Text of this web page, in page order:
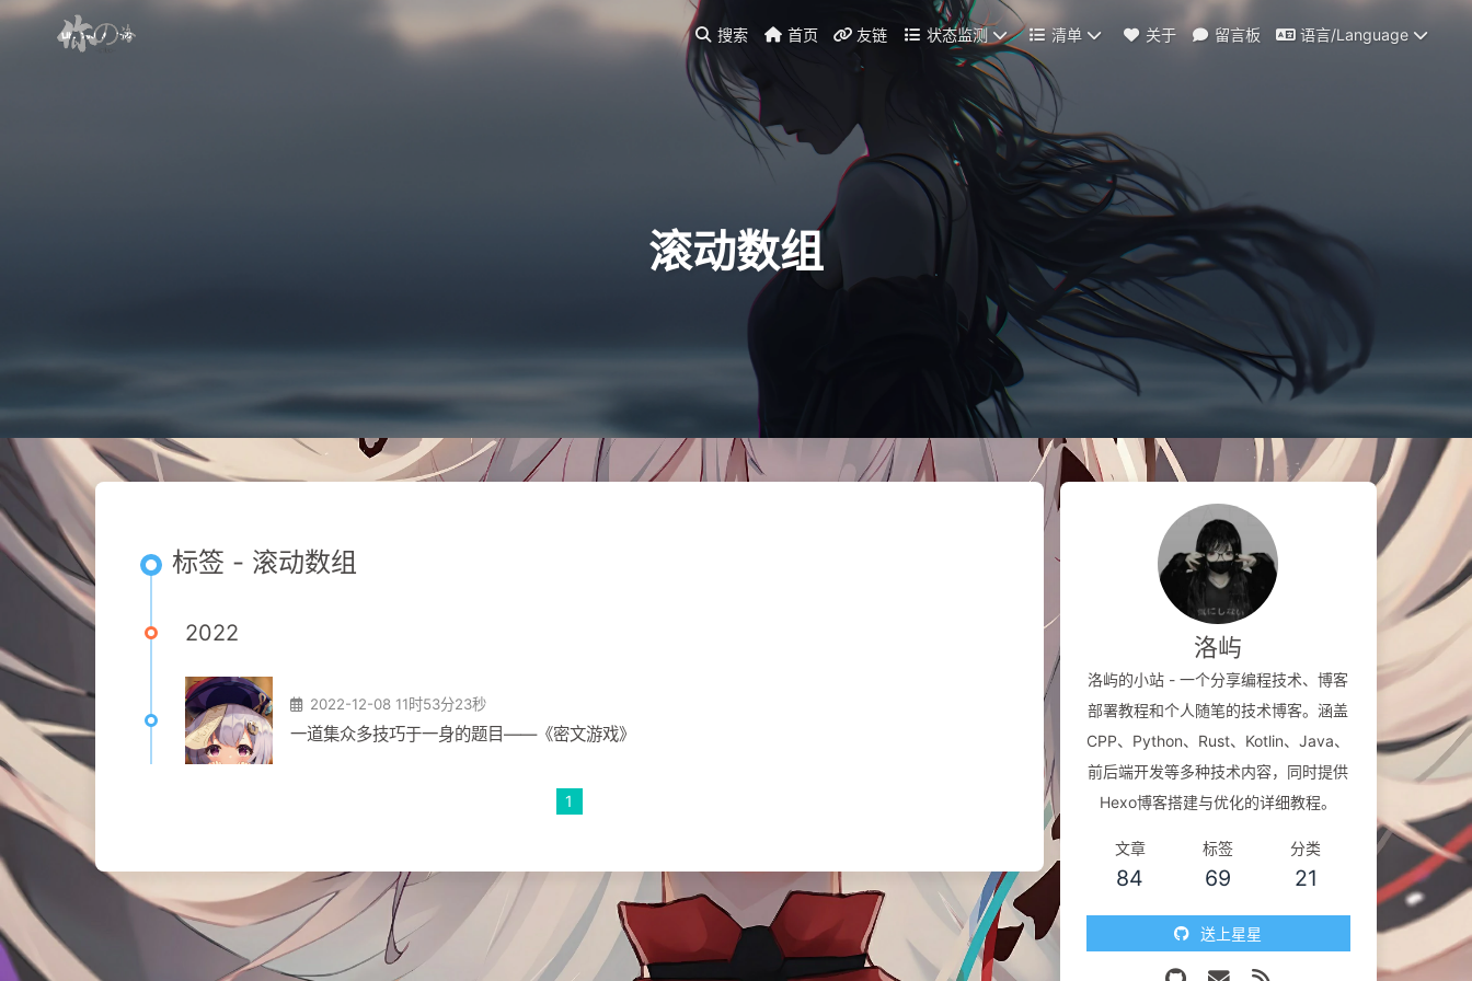
搜索 首页 友链 状态监测 清单 关于 留言板 语言/Language
滚动数组
标签 - 滚动数组
2022
2022-12-08 11时53分23秒
一道集众多技巧于一身的题目——《密文游戏》
1
洛屿
洛屿的小站 - 一个分享编程技术、博客
部署教程和个人随笔的技术博客。涵盖
CPP、Python、Rust、Kotlin、Java、
前后端开发等多种技术内容，同时提供
Hexo博客搭建与优化的详细教程。
文章
84
标签
69
分类
21
送上星星